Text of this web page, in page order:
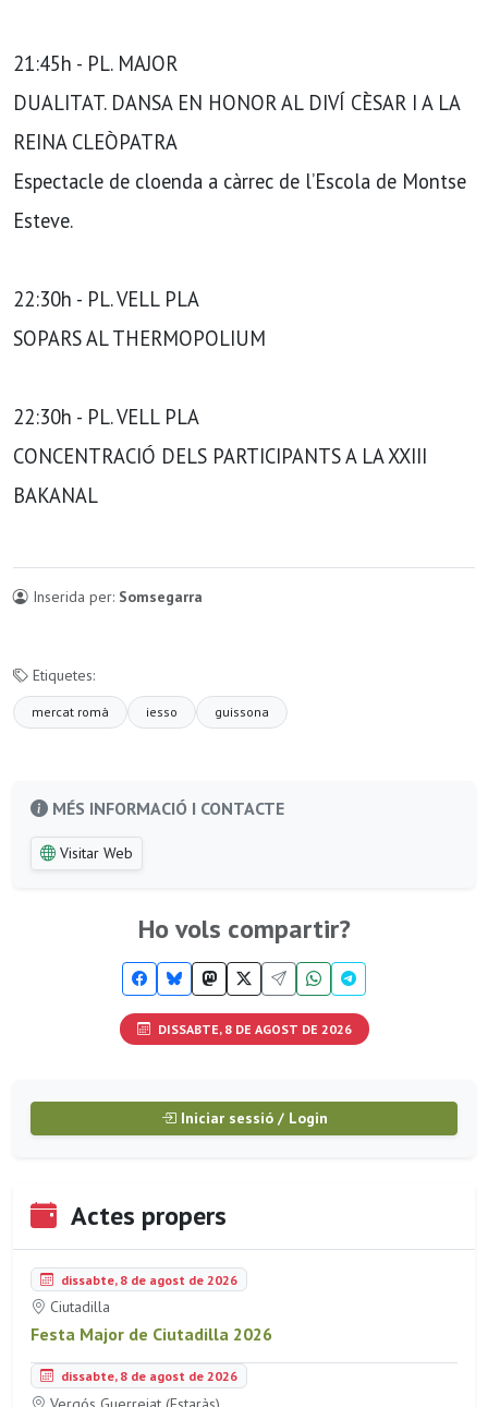
21:45h - PL. MAJOR
DUALITAT. DANSA EN HONOR AL DIVÍ CÈSAR I A LA
REINA CLEÒPATRA
Espectacle de cloenda a càrrec de l’Escola de Montse
Esteve.
22:30h - PL. VELL PLA
SOPARS AL THERMOPOLIUM
22:30h - PL. VELL PLA
CONCENTRACIÓ DELS PARTICIPANTS A LA XXIII
BAKANAL
Inserida per: Somsegarra
Etiquetes:
mercat romà iesso guissona
MÉS INFORMACIÓ I CONTACTE
Visitar Web
Ho vols compartir?
DISSABTE, 8 DE AGOST DE 2026
Iniciar sessió / Login
Actes propers
dissabte, 8 de agost de 2026
Ciutadilla
Festa Major de Ciutadilla 2026
dissabte, 8 de agost de 2026